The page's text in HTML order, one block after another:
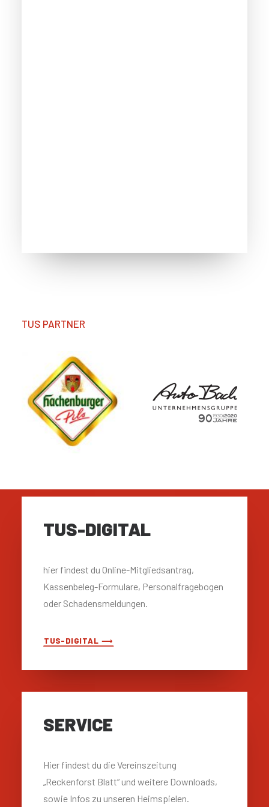
TUS PARTNER
TUS-DIGITAL
hier findest du Online-Mitgliedsantrag,
Kassenbeleg-Formulare, Personalfragebogen
oder Schadensmeldungen.
TUS-DIGITAL ⟶
SERVICE
Hier findest du die Vereinszeitung
„Reckenforst Blatt“ und weitere Downloads,
sowie Infos zu unseren Heimspielen.